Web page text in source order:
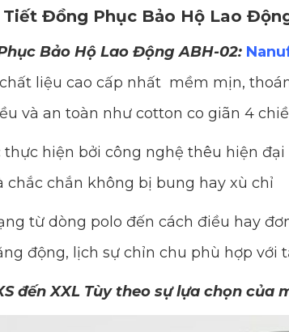
Tiết Đồng Phục Bảo Hộ Lao
Bảo Hộ Lao Động ABH-02:
liệu cao cấp nhất mềm mịn,
và an toàn như cotton co giãn 4
hiện bởi công nghệ thêu hiện
chắc chắn không bị bung hay xù chỉ
từ dòng polo đến cách điều hay
động, lịch sự chỉn chu phù hợp với
đến XXL Tùy theo sự lựa chọn của